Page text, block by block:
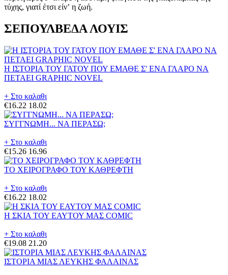
ΣΕΠΟΥΛΒΕΔΑ ΛΟΥΙΣ
Η ΙΣΤΟΡΙΑ ΤΟΥ ΓΑΤΟΥ ΠΟΥ ΕΜΑΘΕ Σ' ΕΝΑ ΓΛΑΡΟ ΝΑ
ΠΕΤΑΕΙ GRAPHIC NOVEL
+ Στο καλαθι
€16.22 18.02
ΣΥΓΓΝΩΜΗ... ΝΑ ΠΕΡΑΣΩ;
+ Στο καλαθι
€15.26 16.96
ΤΟ ΧΕΙΡΟΓΡΑΦΟ ΤΟΥ ΚΑΘΡΕΦΤΗ
+ Στο καλαθι
€16.22 18.02
Η ΣΚΙΑ ΤΟΥ ΕΑΥΤΟΥ ΜΑΣ COMIC
+ Στο καλαθι
€19.08 21.20
ΙΣΤΟΡΙΑ ΜΙΑΣ ΛΕΥΚΗΣ ΦΑΛΑΙΝΑΣ